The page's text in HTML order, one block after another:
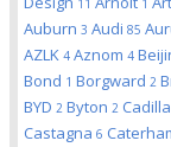
11 1
Auburn 3 Audi 85
AZLK 4 Aznom 4
Bond 1 Borgward 2
BYD 2 Byton 2
Castagna 6